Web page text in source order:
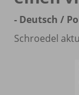
- Deutsch /
Schroedel